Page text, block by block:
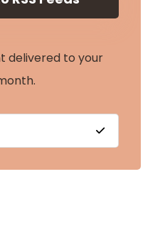
delivered to your